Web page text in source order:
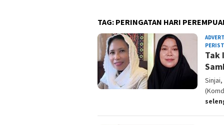
TAG: PERINGATAN HARI
Tak